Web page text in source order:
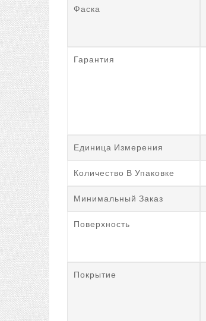
Фаска
Гарантия
Единица Измерения
Количество В Упаковке
Минимальный Заказ
Поверхность
Покрытие